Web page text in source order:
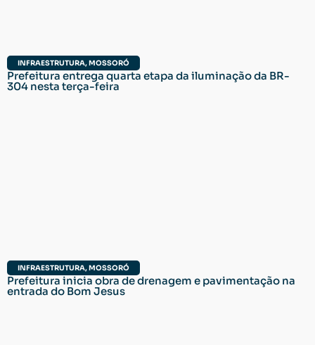
INFRAESTRUTURA,MOSSORÓ
Prefeitura entrega quarta etapa da iluminação da BR-
304 nesta terça-feira
INFRAESTRUTURA,MOSSORÓ
Prefeitura inicia obra de drenagem e pavimentação na
entrada do Bom Jesus